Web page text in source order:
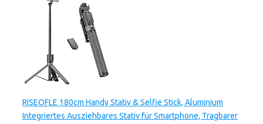
RISEOFLE 180cm Handy Stativ & Selfie Stick, Aluminium
Integriertes Ausziehbares Stativ für Smartphone, Tragbarer